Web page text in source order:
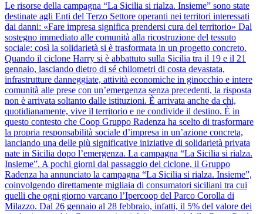
Le risorse della campagna “La Sicilia si rialza. Insieme” sono state
destinate agli Enti del Terzo Settore operanti nei territori interessati
dai danni: «Fare impresa significa prendersi cura del territorio» Dal
sostegno immediato alle comunità alla ricostruzione del tessuto
sociale: così la solidarietà si è trasformata in un progetto concreto.
Quando il ciclone Harry si è abbattuto sulla Sicilia tra il 19 e il 21
gennaio, lasciando dietro di sé chilometri di costa devastata,
infrastrutture danneggiate, attività economiche in ginocchio e intere
comunità alle prese con un’emergenza senza precedenti, la risposta
non è arrivata soltanto dalle istituzioni. È arrivata anche da chi,
quotidianamente, vive il territorio e ne condivide il destino. È in
questo contesto che Coop Gruppo Radenza ha scelto di trasformare
la propria responsabilità sociale d’impresa in un’azione concreta,
lanciando una delle più significative iniziative di solidarietà privata
nate in Sicilia dopo l’emergenza. La campagna “La Sicilia si rialza.
Insieme”. A pochi giorni dal passaggio del ciclone, il Gruppo
Radenza ha annunciato la campagna “La Sicilia si rialza. Insieme”,
coinvolgendo direttamente migliaia di consumatori siciliani tra cui
quelli che ogni giorno varcano l’Ipercoop del Parco Corolla di
Milazzo. Dal 26 gennaio al 28 febbraio, infatti, il 5% del valore dei